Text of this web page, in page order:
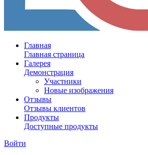
Главная
Главная страница
Галерея
Демонстрация
Участники
Новые изображения
Отзывы
Отзывы клиентов
Продукты
Доступные продукты
Войти